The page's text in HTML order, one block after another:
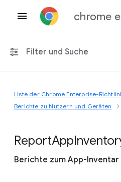
chrome
Filter und Suche
Alle Plattformen
Liste der Chrome Enterprise-
Berichte zu Nutzern und Geräten
ReportApp
Berichte zum App-Inventar